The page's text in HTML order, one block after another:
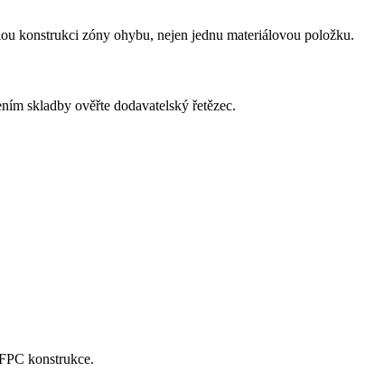
konstrukci zóny ohybu, nejen jednu materiálovou položku.
skladby ověřte dodavatelský řetězec.
konstrukce.